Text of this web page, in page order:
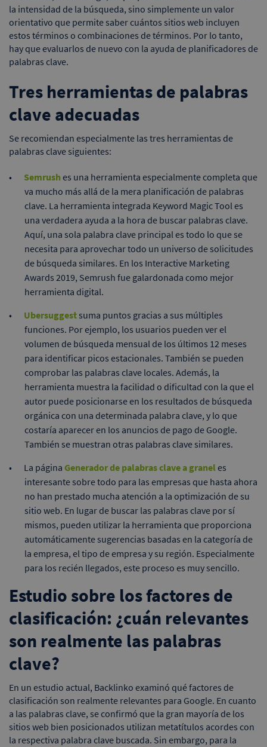
la intensidad de la búsqueda, sino simplemente un valor
orientativo que permite saber cuántos sitios web incluyen
estos términos o combinaciones de términos. Por lo tanto,
hay que evaluarlos de nuevo con la ayuda de planificadores de
palabras clave.
Tres herramientas de palabras
clave adecuadas
Se recomiendan especialmente las tres herramientas de
palabras clave siguientes:
Semrush es una herramienta especialmente completa que
va mucho más allá de la mera planificación de palabras
clave. La herramienta integrada Keyword Magic Tool es
una verdadera ayuda a la hora de buscar palabras clave.
Aquí, una sola palabra clave principal es todo lo que se
necesita para aprovechar todo un universo de solicitudes
de búsqueda similares. En los Interactive Marketing
Awards 2019, Semrush fue galardonada como mejor
herramienta digital.
Ubersuggestsuma puntos gracias a sus múltiples
funciones. Por ejemplo, los usuarios pueden ver el
volumen de búsqueda mensual de los últimos 12 meses
para identificar picos estacionales. También se pueden
comprobar las palabras clave locales. Además, la
herramienta muestra la facilidad o dificultad con la que el
autor puede posicionarse en los resultados de búsqueda
orgánica con una determinada palabra clave, y lo que
costaría aparecer en los anuncios de pago de Google.
También se muestran otras palabras clave similares.
La página Generador de palabras clave a granel es
interesante sobre todo para las empresas que hasta ahora
no han prestado mucha atención a la optimización de su
sitio web. En lugar de buscar las palabras clave por sí
mismos, pueden utilizar la herramienta que proporciona
automáticamente sugerencias basadas en la categoría de
la empresa, el tipo de empresa y su región. Especialmente
para los recién llegados, este proceso es muy sencillo.
Estudio sobre los factores de
clasificación: ¿cuán relevantes
son realmente las palabras
clave?
En un estudio actual, Backlinko examinó qué factores de
clasificación son realmente relevantes para Google. En cuanto
a las palabras clave, se confirmó que la gran mayoría de los
sitios web bien posicionados utilizan metatítulos acordes con
la respectiva palabra clave buscada. Sin embargo, para la